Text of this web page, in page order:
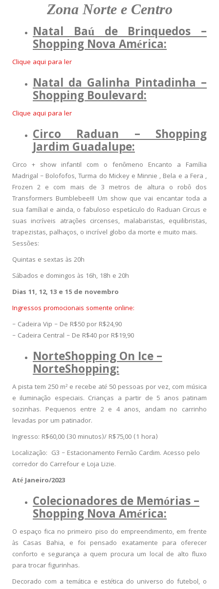
Zona Norte e Centro
Natal Baú de Brinquedos –
Shopping Nova América:
Clique aqui para ler
Natal da Galinha Pintadinha –
Shopping Boulevard:
Clique aqui para ler
Circo Raduan – Shopping
Jardim Guadalupe:
Circo + show infantil com o fenômeno Encanto a Família
Madrigal – Bolofofos, Turma do Mickey e Minnie , Bela e a Fera ,
Frozen 2 e com mais de 3 metros de altura o robô dos
Transformers Bumblebee!!! Um show que vai encantar toda a
sua família! e ainda, o fabuloso espetáculo do Raduan Circus e
suas incríveis atrações circenses, malabaristas, equilibristas,
trapezistas, palhaços, o incrível globo da morte e muito mais.
Sessões:
Quintas e sextas às 20h
Sábados e domingos às 16h, 18h e 20h
Dias 11, 12, 13 e 15 de novembro
Ingressos promocionais somente online:
– Cadeira Vip – De R$50 por R$24,90
– Cadeira Central – De R$40 por R$19,90
NorteShopping On Ice –
NorteShopping:
A pista tem 250 m² e recebe até 50 pessoas por vez, com música
e iluminação especiais. Crianças a partir de 5 anos patinam
sozinhas. Pequenos entre 2 e 4 anos, andam no carrinho
levadas por um patinador.
Ingresso: R$60,00 (30 minutos)/ R$75,00 (1 hora)
Localização: G3 – Estacionamento Fernão Cardim. Acesso pelo
corredor do Carrefour e Loja Lizie.
Até Janeiro/2023
Colecionadores de Memórias –
Shopping Nova América:
O espaço fica no primeiro piso do empreendimento, em frente
às Casas Bahia, e foi pensado exatamente para oferecer
conforto e segurança a quem procura um local de alto fluxo
para trocar figurinhas.
Decorado com a temática e estética do universo do futebol, o